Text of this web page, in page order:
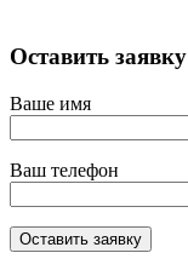
Оставить заявку
Ваше имя
Ваш телефон